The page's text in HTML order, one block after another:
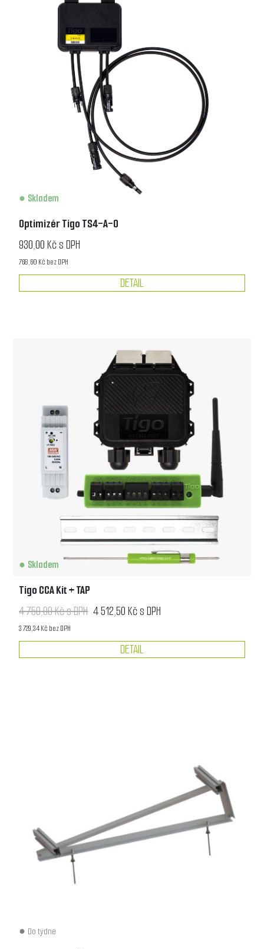
Skladem
Optimizér Tigo TS4-A-O
930,00 Kč s DPH
768,60 Kč bez DPH
DETAIL
Skladem
Tigo CCA Kit + TAP
4 750,00 Kč s DPH 4 512,50 Kč s DPH
3 729,34 Kč bez DPH
DETAIL
Do týdne